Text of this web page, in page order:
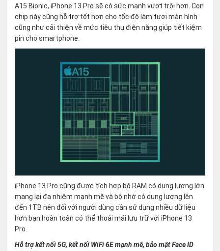
A15 Bionic, iPhone 13 Pro sẽ có sức mạnh vượt trội hơn. Con
chip này cũng hỗ trợ tốt hơn cho tốc độ làm tươi màn hình
cũng như cải thiện về mức tiêu thụ điện năng giúp tiết kiệm
pin cho smartphone.
iPhone 13 Pro cũng được tích hợp bộ RAM có dung lượng lớn
mang lại đa nhiệm mạnh mẽ và bộ nhớ có dung lượng lên
đến 1TB nên đối với người dùng cần sử dụng nhiều dữ liệu
hơn bạn hoàn toàn có thể thoải mái lưu trữ với iPhone 13
Pro.
Hỗ trợ kết nối 5G, kết nối WiFi 6E mạnh mẽ, bảo mật Face ID